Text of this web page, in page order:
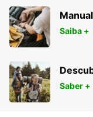
Saiba +
Saber +